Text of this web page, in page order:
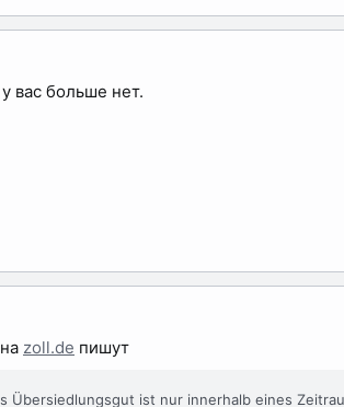
вас больше нет.
zoll.de пишут
Übersiedlungsgut ist nur innerhalb eines